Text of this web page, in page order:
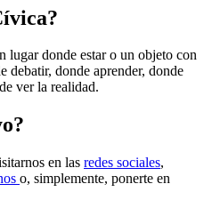
lugar donde estar o un objeto con
debatir, donde aprender, donde
ver la realidad.
en las redes sociales,
o, simplemente, ponerte en